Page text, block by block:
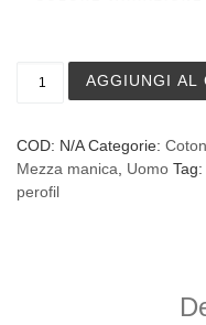
Maglia a manica
AGGIUNGI AL
COD: N/A Categorie:
Mezza manica
Uomo Tag:
perofil